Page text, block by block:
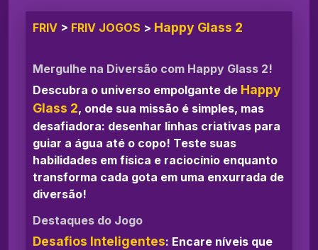
FRIV > FRIV JOGOS > Happy Glass 2
Mergulhe na Diversão com Happy Glass 2!
Descubra o universo empolgante de Happy
Glass 2, onde sua missão é simples, mas
desafiadora: desenhar linhas criativas para
guiar a água até o copo! Teste suas
habilidades em física e raciocínio enquanto
transforma cada gota em uma enxurrada de
diversão!
Destaques do Jogo
Desafios Inteligentes: Encare níveis que